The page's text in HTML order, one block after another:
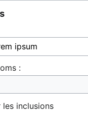
:
les inclusions